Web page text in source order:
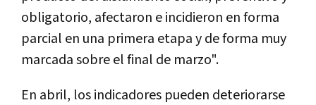
obligatorio, afectaron e incidieron en forma
parcial en una primera etapa y de forma muy
marcada sobre el final de marzo".
En abril, los indicadores pueden deteriorarse